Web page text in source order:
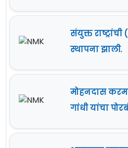
संयुक्त
स्थापना झाली.
मोहनदास
गांधी यांचा